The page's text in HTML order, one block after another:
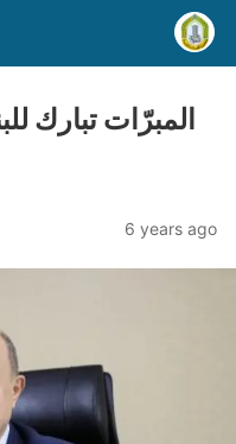
المبرّات تبارك
6 years ago